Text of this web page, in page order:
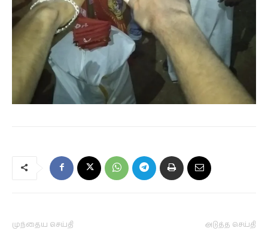
முந்தைய செய்தி அடுத்த செய்தி